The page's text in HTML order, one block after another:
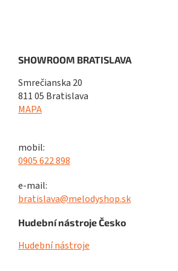
SHOWROOM BRATISLAVA
Smrečianska 20
811 05 Bratislava
MAPA
mobil:
0905 622 898
e-mail:
bratislava@melodyshop.sk
Hudební nástroje Česko
Hudební nástroje